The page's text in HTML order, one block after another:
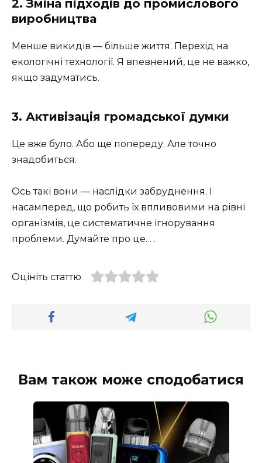
2. Зміна підходів до промислового
виробництва
Менше викидів — більше життя. Перехід на
екологічні технології. Я впевнений, це не важко,
якщо задуматись.
3. Активізація громадської думки
Це вже було. Або ще попереду. Але точно
знадобиться.
Ось такі вони — наслідки забруднення. І
насамперед, що робить їх впливовими на рівні
організмів, це систематичне ігнорування
проблеми. Думайте про це. . .
Оцініть статтю
Вам також може сподобатися